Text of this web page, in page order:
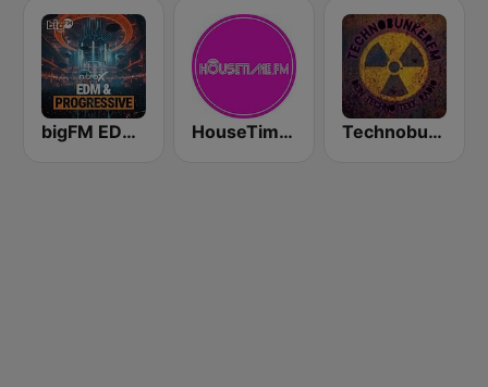
bigFM EDM & Progressive HouseTime.FM Technobunker FM